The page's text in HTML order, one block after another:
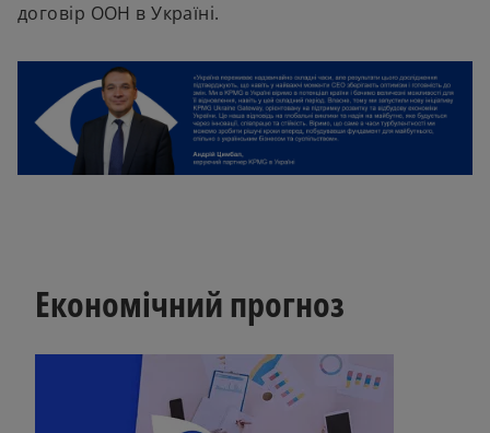
договір ООН в Україні.
Економічний прогноз